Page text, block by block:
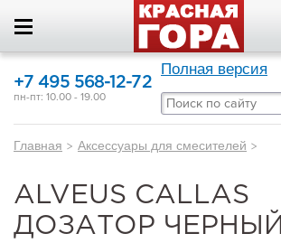
+7 495 568-12-72
пн-пт: 10.00 - 19.00
Полная версия
Главная > Аксессуары для смесителей >
ALVEUS CALLAS
ДОЗАТОР ЧЕРНЫЙ